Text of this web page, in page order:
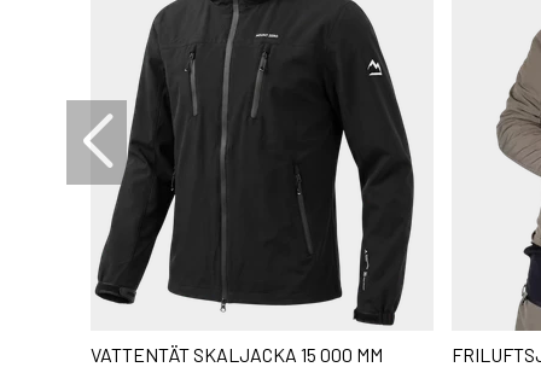
VATTENTÄT SKALJACKA 15 000 MM